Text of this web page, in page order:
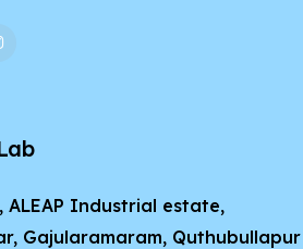
ALEAP Industrial estate,
Gajularamaram, Quthubullapur